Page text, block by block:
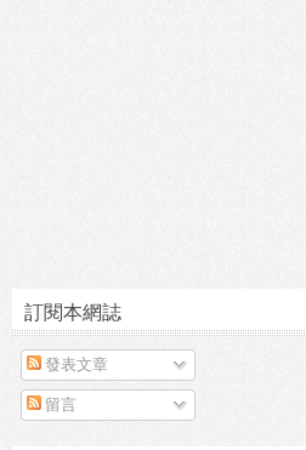
訂閱本網誌
發表文章
留言